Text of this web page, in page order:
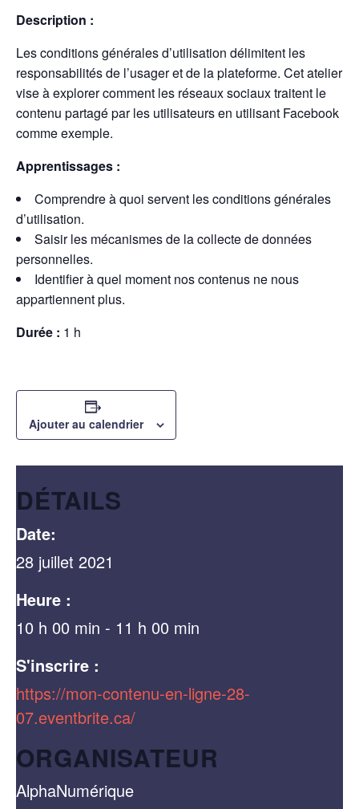
Description :
Les conditions générales d’utilisation délimitent les
responsabilités de l’usager et de la plateforme. Cet atelier
vise à explorer comment les réseaux sociaux traitent le
contenu partagé par les utilisateurs en utilisant Facebook
comme exemple.
Apprentissages :
Comprendre à quoi servent les conditions générales
d’utilisation.
Saisir les mécanismes de la collecte de données
personnelles.
Identifier à quel moment nos contenus ne nous
appartiennent plus.
Durée : 1 h
Ajouter au calendrier
DÉTAILS
Date:
28 juillet 2021
Heure :
10 h 00 min - 11 h 00 min
S'inscrire :
https://mon-contenu-en-ligne-28-
07.eventbrite.ca/
ORGANISATEUR
AlphaNumérique